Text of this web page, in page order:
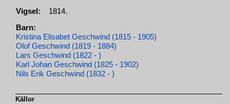
Vigsel: 1814.
Barn:
Kristina Elisabet Geschwind (1815 - 1905)
Olof Geschwind (1819 - 1884)
Lars Geschwind (1822 - )
Karl Johan Geschwind (1825 - 1902)
Nils Erik Geschwind (1832 - )
Källor